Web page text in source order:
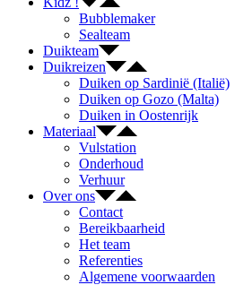
Bubblemaker
Sealteam
Duikteam
Duikreizen
Duiken op Sardinië (Italië)
Duiken op Gozo (Malta)
Duiken in Oostenrijk
Materiaal
Vulstation
Onderhoud
Verhuur
Over ons
Contact
Bereikbaarheid
Het team
Referenties
Algemene voorwaarden